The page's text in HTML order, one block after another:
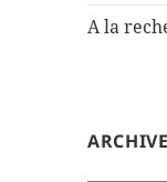
A la